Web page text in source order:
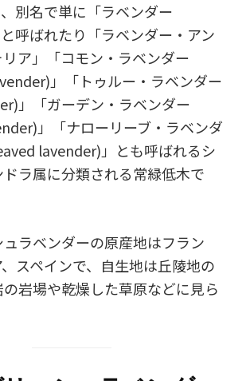
別名で単に「ラベンダー
呼ばれたり「ラベンダー・アン
ア」「コモン・ラベンダー
」「トゥルー・ラベンダー
」「ガーデン・ラベンダー
」「ナローリーブ・ラベンダ
lavender)」とも呼ばれるシ
ラ属に分類される常緑低木で
ラベンダーの原産地はフラン
スペインで、自生地は丘陵地の
岩場や乾燥した草原などに見ら